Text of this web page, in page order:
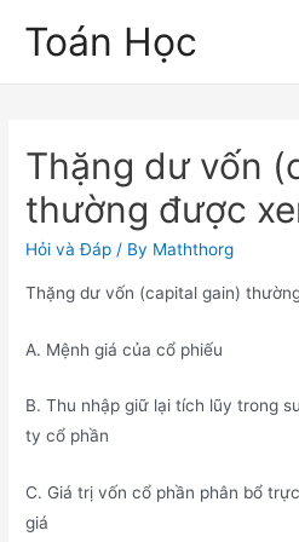
Toán Học
Thặng dư vốn
thường được
Hỏi và Đáp / By Maththorg
Thặng dư vốn (capital gain)
A. Mệnh giá của cổ phiếu
B. Thu nhập giữ lại tích lũy trong
ty cổ phần
C. Giá trị vốn cổ phần phân bổ
giá